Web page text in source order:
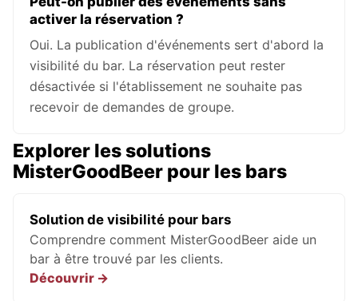
activer la réservation ?
Oui. La publication d'événements sert d'abord la
visibilité du bar. La réservation peut rester
désactivée si l'établissement ne souhaite pas
recevoir de demandes de groupe.
Explorer les solutions
MisterGoodBeer pour les bars
Solution de visibilité pour bars
Comprendre comment MisterGoodBeer aide un
bar à être trouvé par les clients.